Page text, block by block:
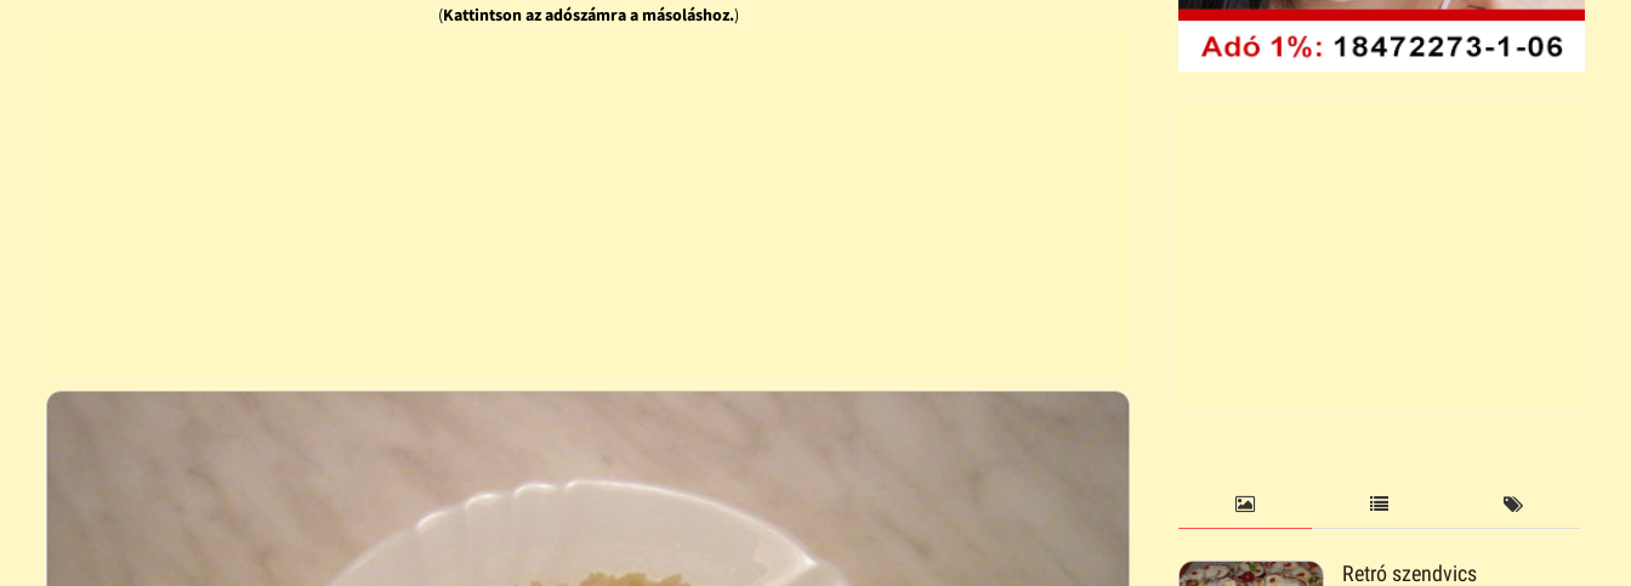
(Kattintson az adószámra a másoláshoz.)
Retró szendvics